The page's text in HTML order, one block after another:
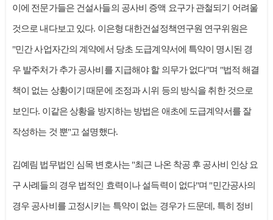
이에 전문가들은 건설사들의 공사비 증액 요구가 관철되기 어려울
것으로 내다보고 있다. 이은형 대한건설정책연구원 연구위원은
"민간 사업자간의 계약에서 당초 도급계약서에 특약이 명시된 경
우 발주처가 추가 공사비를 지급해야 할 의무가 없다"며 "법적 해결
책이 없는 상황이기 때문에 조정과 시위 등의 방식을 취한 것으로
보인다. 이같은 상황을 방지하는 방법은 애초에 도급계약서를 잘
작성하는 것 뿐"고 설명했다.
김예림 법무법인 심목 변호사는 "최근 나온 착공 후 공사비 인상 요
구 사례들의 경우 법적인 효력이나 설득력이 없다"며 "민간공사의
경우 공사비를 고정시키는 특약이 없는 경우가 드문데, 특히 정비